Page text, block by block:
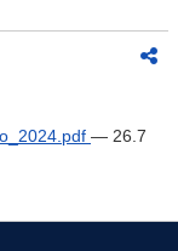
— 26.7